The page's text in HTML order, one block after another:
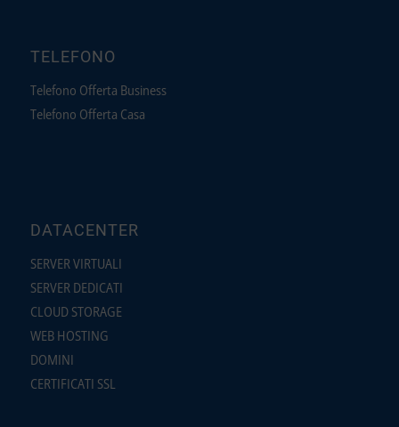
TELEFONO
Telefono Offerta Business
Telefono Offerta Casa
DATACENTER
SERVER VIRTUALI
SERVER DEDICATI
CLOUD STORAGE
WEB HOSTING
DOMINI
CERTIFICATI SSL